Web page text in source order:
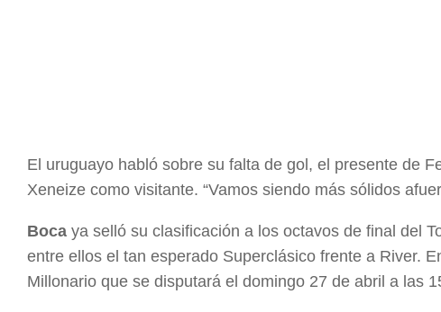
El uruguayo habló sobre su falta de gol, el presente de
Xeneize como visitante. “Vamos siendo más sólidos
Boca ya selló su clasificación a los octavos de final del
entre ellos el tan esperado Superclásico frente a River.
Millonario que se disputará el domingo 27 de abril a las